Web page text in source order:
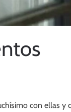
con ellas y